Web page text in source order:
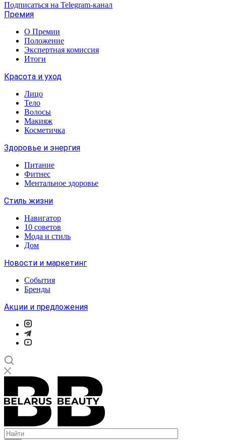
Подписаться на Telegram-канал
Премия
О Премии
Положение
Экспертная комиссия
Итоги
Красота и уход
Лицо
Тело
Волосы
Макияж
Косметичка
Здоровье и энергия
Питание
Фитнес
Ментальное здоровье
Стиль жизни
Навигатор
10 советов
Мода и стиль
Дом
Новости и маркетинг
События
Бренды
Акции и предложения